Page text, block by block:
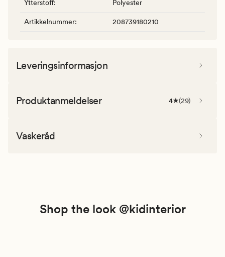
Ytterstoff: Polyester
Artikkelnummer: 208739180210
Leveringsinformasjon
Produktanmeldelser 4 (29)
Vaskeråd
Shop the look @kidinterior